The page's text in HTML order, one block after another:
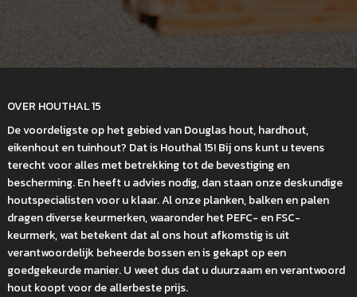
OVER HOUTHAL 15
De voordeligste op het gebied van Douglas hout, hardhout,
eikenhout en tuinhout? Dat is Houthal 15! Bij ons kunt u tevens
terecht voor alles met betrekking tot de bevestiging en
bescherming. En heeft u advies nodig, dan staan onze deskundige
houtspecialisten voor u klaar. Al onze planken, balken en palen
dragen diverse keurmerken, waaronder het PEFC- en FSC-
keurmerk, wat betekent dat al ons hout afkomstig is uit
verantwoordelijk beheerde bossen en is gekapt op een
goedgekeurde manier. U weet dus dat u duurzaam en verantwoord
hout koopt voor de allerbeste prijs.